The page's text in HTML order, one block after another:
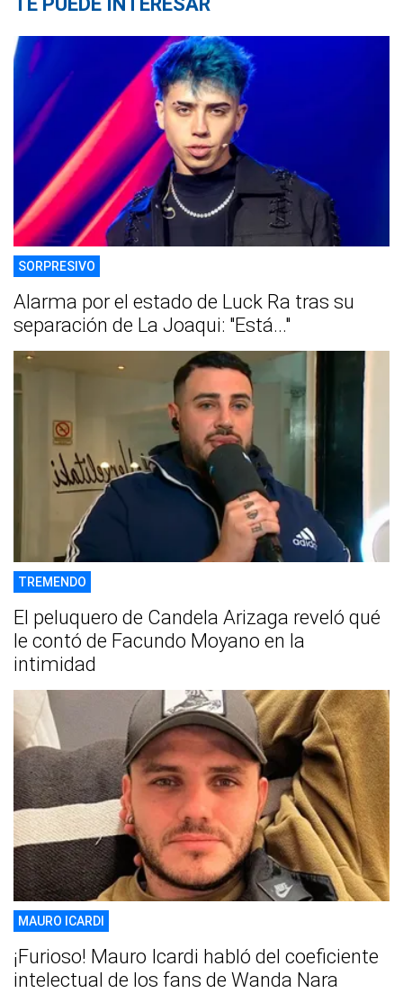
SORPRESIVO
Alarma por el estado de Luck Ra tras su
separación de La Joaqui: "Está..."
TREMENDO
El peluquero de Candela Arizaga reveló qué
le contó de Facundo Moyano en la
intimidad
MAURO ICARDI
¡Furioso! Mauro Icardi habló del coeficiente
intelectual de los fans de Wanda Nara